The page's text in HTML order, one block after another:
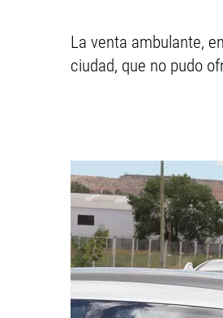
La venta ambulante,
ciudad, que no pudo